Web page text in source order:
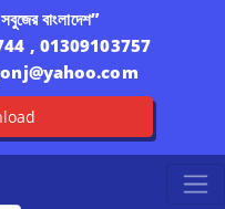
বাংলাদেশ”
, 01309103757